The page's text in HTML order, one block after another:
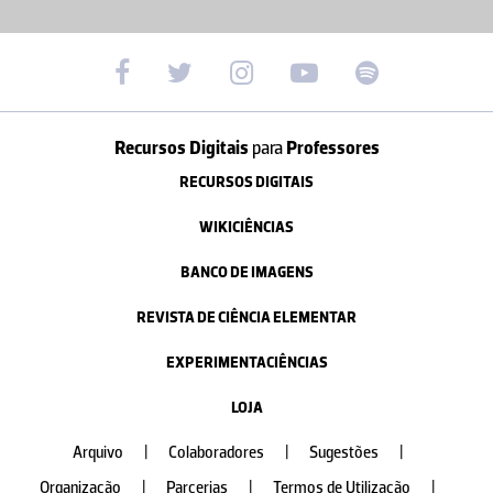
Recursos Digitais paraProfessores
RECURSOS DIGITAIS
WIKICIÊNCIAS
BANCO DE IMAGENS
REVISTA DE CIÊNCIA ELEMENTAR
EXPERIMENTACIÊNCIAS
LOJA
Arquivo Colaboradores Sugestões
Organização
Parcerias Termos de Utilização